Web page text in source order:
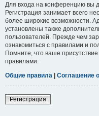
Для входа на конференцию вы
Регистрация занимает всего
более широкие возможности.
установлены также
пользователей. Прежде чем
ознакомиться с правилами и
Помните, что ваше
правилами.
Общие правила | Соглашение
Регистрация